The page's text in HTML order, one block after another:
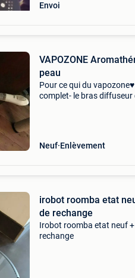
Envoi
VAPOZONE
peau
Pour ce qui du
complet- le bras
Neuf Enlèvement
irobot roomba etat
de rechange
Irobot roomba etat neuf
rechange